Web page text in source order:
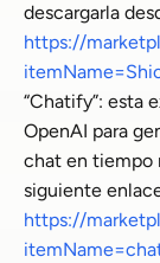
descargarla
https://
“Chatify”: esta
OpenAI para
chat en tiempo
siguiente
https://